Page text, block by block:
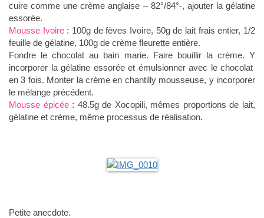
cuire comme une crème anglaise – 82°/84°-, ajouter la gélatine
essorée.
Mousse Ivoire: 100g de fèves Ivoire, 50g de lait frais entier, 1/2
feuille de gélatine, 100g de crème fleurette entière.
Fondre le chocolat au bain marie. Faire bouillir la crème. Y
incorporer la gélatine essorée et émulsionner avec le chocolat
en 3 fois. Monter la crème en chantilly mousseuse, y incorporer
le mélange précédent.
Mousse épicée: 48.5g de Xocopili, mêmes proportions de lait,
gélatine et crème, même processus de réalisation.
Petite anecdote.